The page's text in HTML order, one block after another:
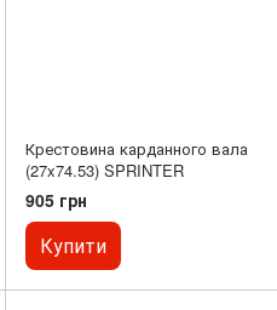
Крестовина карданного вала
(27x74.53) SPRINTER
905 грн
Купити